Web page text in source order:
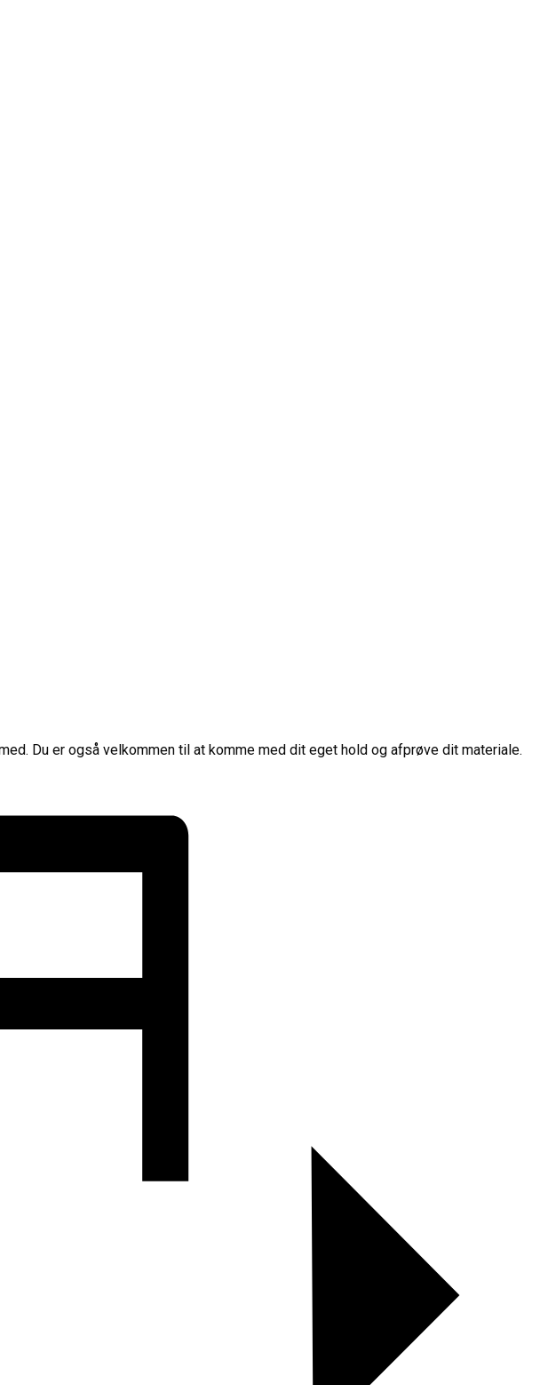
Du er også velkommen til at komme med dit eget hold og afprøve dit materiale.